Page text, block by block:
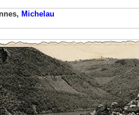
Michelau